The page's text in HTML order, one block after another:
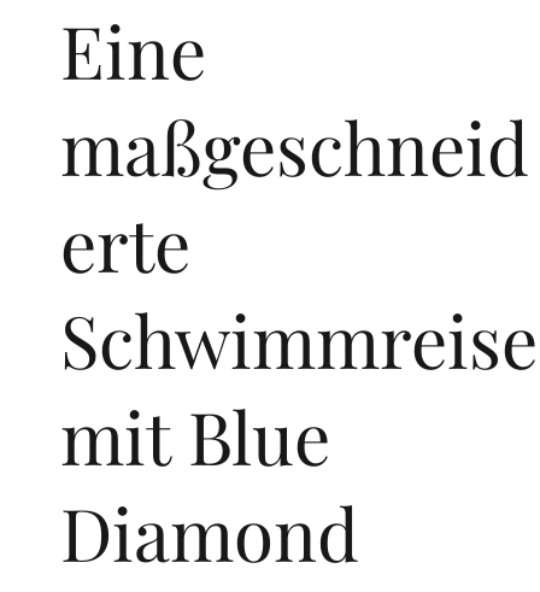
Eine
maßgeschneid
erte
Schwimmreise
mit Blue
Diamond